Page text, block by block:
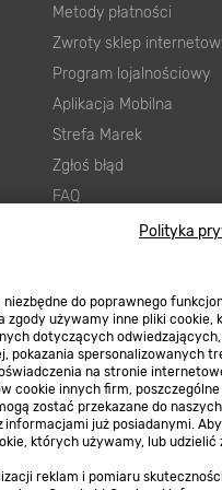
Polityka
do poprawnego
zgody używamy inne pliki cookie,
dotyczących odwiedzających,
pokazania spersonalizowanych
na stronie
cookie innych firm, poszczególne
zostać przekazane do naszych
już posiadanymi.
których używamy, lub udzielić
reklam i pomiaru
Metody płatności
Zwroty sklep
Program lojalnościowy
Aplikacja Mobilna
Strefa Marek
Zgłoś błąd
FAQ
Prawny obowiązek
Regulaminy
Regulaminy
Polityka prywatności